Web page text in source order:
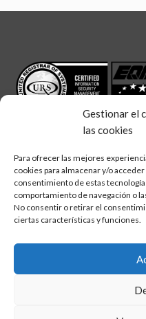
Gestionar el
las cookies
Para ofrecer las mejores
cookies para almacenar y/o
consentimiento de estas
comportamiento de navegación o
No consentir o retirar el
ciertas características y funciones.
Síguenos en:
linkedintwitterfacebook
Aviso legal